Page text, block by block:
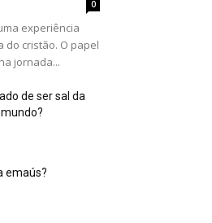
0
experiência
do cristão. O papel
jornada...
de ser sal da
emaús?